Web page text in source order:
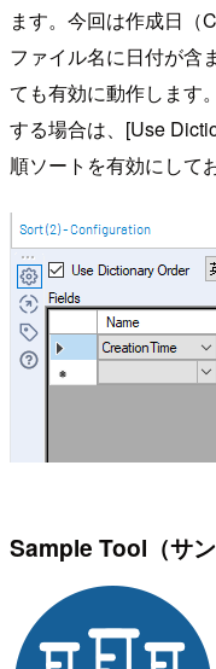
ます。今回は作成日（
ファイル名に日付が含
ても有効に動作します
する場合は、[Use
順ソートを有効にして
Sample Tool（サン